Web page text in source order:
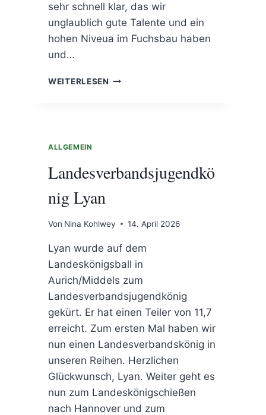
sehr schnell klar, das wir
unglaublich gute Talente und ein
hohen Niveua im Fuchsbau haben
und…
WEITERLESEN DIE
ALLGEMEIN
Landesverbandsjugendkö
nig Lyan
Von Nina Kohlwey 14. April 2026
Lyan wurde auf dem
Landeskönigsball in
Aurich/Middels zum
Landesverbandsjugendkönig
gekürt. Er hat einen Teiler von 11,7
erreicht. Zum ersten Mal haben wir
nun einen Landesverbandskönig in
unseren Reihen. Herzlichen
Glückwunsch, Lyan. Weiter geht es
nun zum Landeskönigschießen
nach Hannover und zum